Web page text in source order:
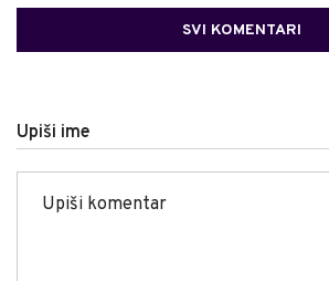
SVI KOMENTARI
Upiši ime